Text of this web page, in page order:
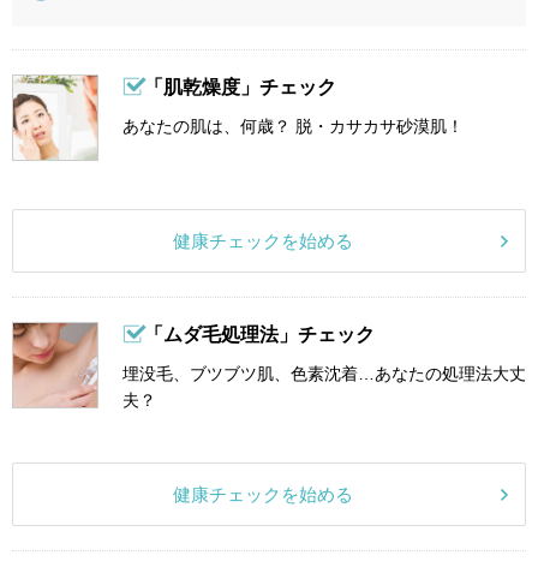
「肌乾燥度」チェック
あなたの肌は、何歳？ 脱・カサカサ砂漠肌！
健康チェックを始める
「ムダ毛処理法」チェック
埋没毛、ブツブツ肌、色素沈着…あなたの処理法大丈
夫？
健康チェックを始める